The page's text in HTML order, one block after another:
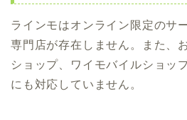
ラインモはオンライン限定のサ
専門店が存在しません。また、
ショップ、ワイモバイルショッ
にも対応していません。